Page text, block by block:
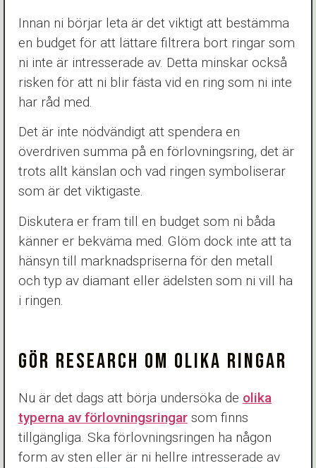
Innan ni börjar leta är det viktigt att bestämma
en budget för att lättare filtrera bort ringar som
ni inte är intresserade av. Detta minskar också
risken för att ni blir fästa vid en ring som ni inte
har råd med.
Det är inte nödvändigt att spendera en
överdriven summa på en förlovningsring, det är
trots allt känslan och vad ringen symboliserar
som är det viktigaste.
Diskutera er fram till en budget som ni båda
känner er bekväma med. Glöm dock inte att ta
hänsyn till marknadspriserna för den metall
och typ av diamant eller ädelsten som ni vill ha
i ringen.
GÖR RESEARCH OM OLIKA RINGAR
Nu är det dags att börja undersöka de olika
typerna av förlovningsringarsom finns
tillgängliga. Ska förlovningsringen ha någon
form av sten eller är ni hellre intresserade av